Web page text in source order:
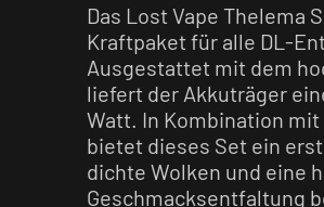
Das Lost Vape Thelema
Kraftpaket für alle DL-
Ausgestattet mit dem
liefert der Akkuträger
Watt. In Kombination mit
bietet dieses Set ein
dichte Wolken und eine
Geschmacksentfaltung